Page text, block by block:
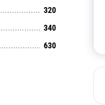
320
340
630